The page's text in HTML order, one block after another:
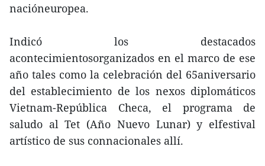
nacióneuropea.
Indicó los destacados
acontecimientosorganizados en el marco de ese
año tales como la celebración del 65aniversario
del establecimiento de los nexos diplomáticos
Vietnam-República Checa, el programa de
saludo al Tet (Año Nuevo Lunar) y elfestival
artístico de sus connacionales allí.